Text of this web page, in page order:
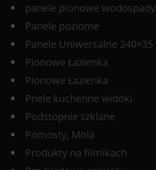
panele pionowe wodospady
Panele poziome
Panele Uniwersalne 240×35
Pionowe Łazienka
Pionowe Łazienka
Pnele kuchenne widoki
Podstopnie szklane
Pomosty, Mola
Produkty na filmikach